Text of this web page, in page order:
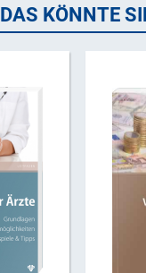
DAS KÖNNTE